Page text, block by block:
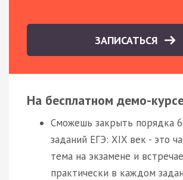
ЗАПИСАТЬСЯ
На бесплатном демо-
Сможешь закрыть порядка
заданий ЕГЭ: XIX век - это
тема на экзамене и
практически в каждом